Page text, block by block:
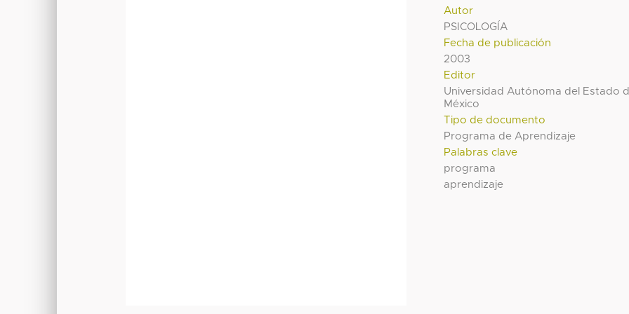
Autor
PSICOLOGÍA
Fecha de publicación
2003
Editor
Universidad Autónoma del Estado
México
Tipo de documento
Programa de Aprendizaje
Palabras clave
programa
aprendizaje